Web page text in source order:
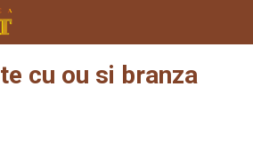
cu ou si branza